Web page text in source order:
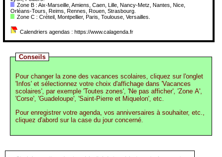
Zone B : Aix-Marseille, Amiens, Caen, Lille, Nancy-Metz, Nantes, Nice,
Orléans-Tours, Reims, Rennes, Rouen, Strasbourg.
Zone C : Créteil, Montpellier, Paris, Toulouse, Versailles.
Calendriers agendas : https://www.calagenda.fr
Conseils
Pour changer la zone des vacances scolaires, cliquez sur l'onglet
'Infos' et sélectionnez votre choix d'affichage dans 'Vacances
scolaires', par exemple 'Toutes zones', 'Ne pas afficher', 'Zone A',
'Corse', 'Guadeloupe', 'Saint-Pierre et Miquelon', etc.
Pour enregistrer votre agenda, vos anniversaires à souhaiter, etc.,
cliquez d'abord sur la case du jour concerné.